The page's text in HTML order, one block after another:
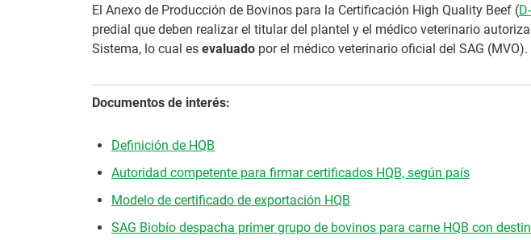
El Anexo de Producción de Bovinos para la Certificación High Quality Beef (
predial que deben realizar el titular del plantel y el médico veterinario
Sistema, lo cual es evaluado por el médico veterinario oficial del SAG (MVO).
Documentos de interés:
Definición de HQB
Autoridad competente para firmar certificados HQB, según país
Modelo de certificado de exportación HQB
SAG Biobío despacha primer grupo de bovinos para carne HQB con